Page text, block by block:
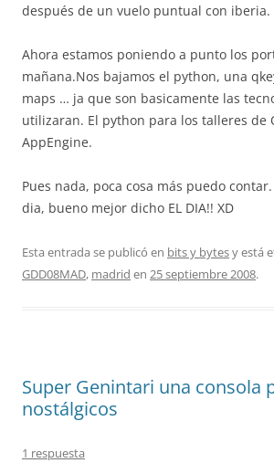
después de un vuelo puntual con iberia.
Ahora estamos poniendo a punto los
mañana.Nos bajamos el python, una
maps … ja que son basicamente las
utilizaran. El python para los talleres de
AppEngine.
Pues nada, poca cosa más puedo
dia, bueno mejor dicho EL DIA!! XD
Esta entrada se publicó en bits y bytesy está
GDD08MAD, madrid en 25 septiembre 2008.
Super Genintari una consola
nostálgicos
1 respuesta